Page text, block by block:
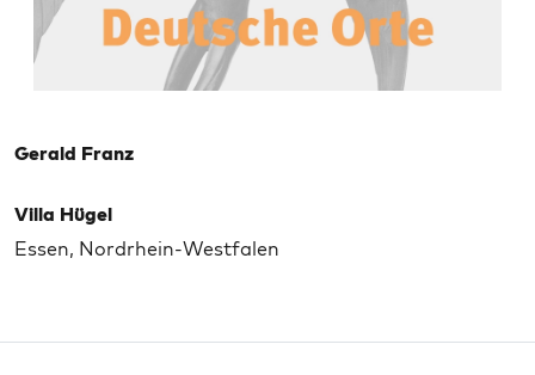
Gerald Franz
Villa Hügel
Essen, Nordrhein-Westfalen